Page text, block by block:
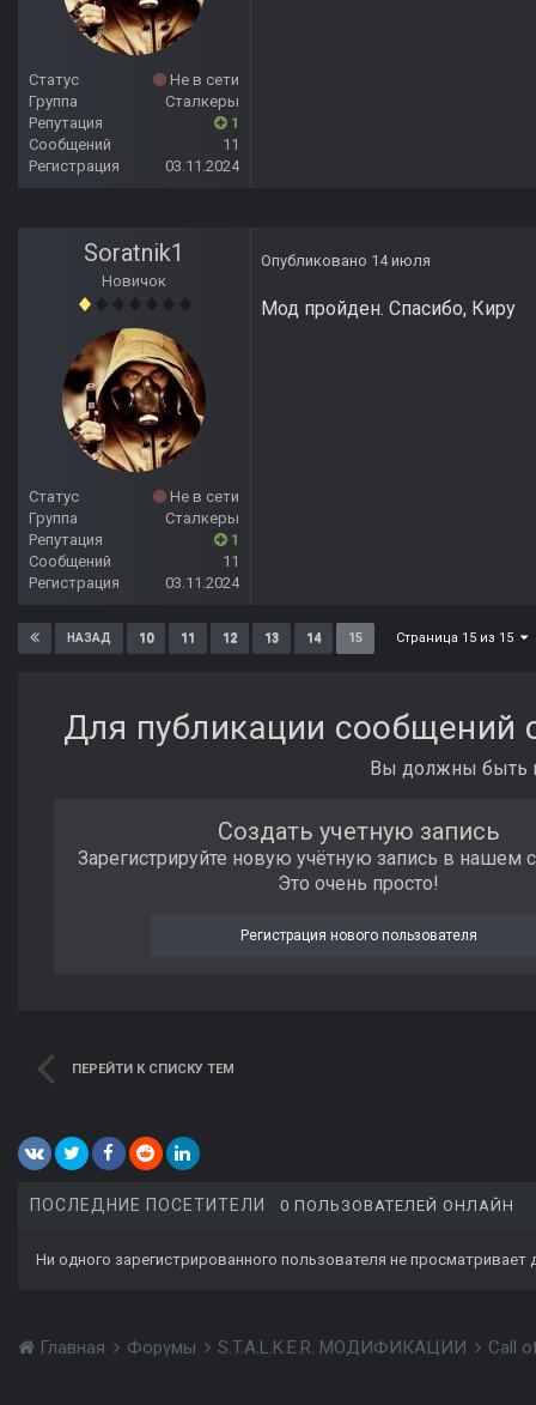
Статус
Не в сети
Группа
Сталкеры
Репутация
1
Сообщений
11
Регистрация
03.11.2024
Soratnik1
Новичок
Статус
Не в сети
Группа
Сталкеры
Репутация
1
Сообщений
11
Регистрация
03.11.2024
Опубликовано 14 июля
Мод пройден. Спасибо, Киру
НАЗАД 10 11 12 13 14 15 Страница 15 из 15
Для публикации сообщений
Вы должны быть
Создать учетную запись
Зарегистрируйте новую учётную запись в нашем
Это очень просто!
Регистрация нового пользователя
ПЕРЕЙТИ К СПИСКУ ТЕМ
ПОСЛЕДНИЕ ПОСЕТИТЕЛИ 0 ПОЛЬЗОВАТЕЛЕЙ ОНЛАЙН
Ни одного зарегистрированного пользователя не просматривает
Главная Форумы S.T.A.L.K.E.R. МОДИФИКАЦИИ Call